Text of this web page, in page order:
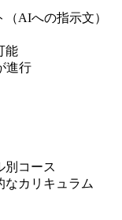
AIへの指示文）
能
進行
別コース
なカリキュラム